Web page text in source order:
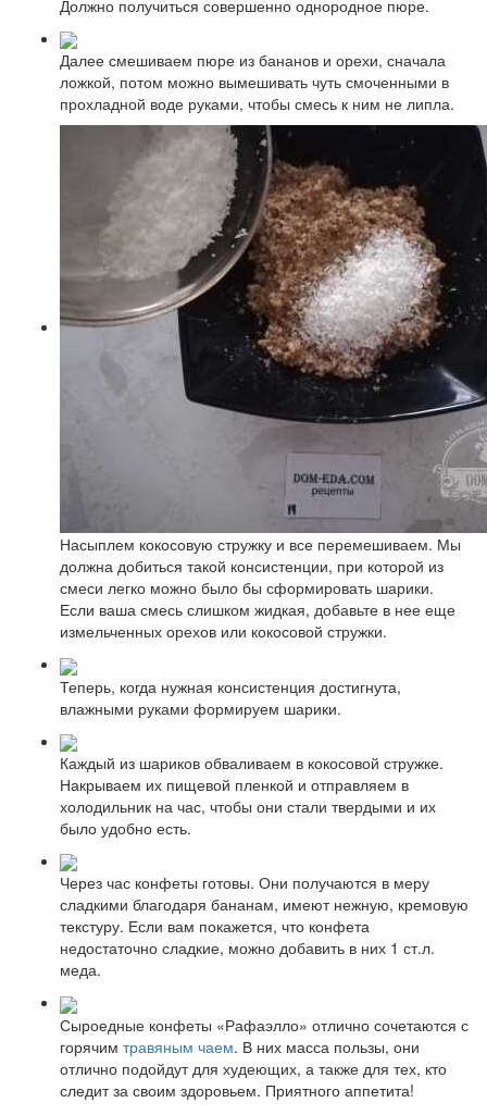
Должно получиться совершенно однородное пюре.
Далее смешиваем пюре из бананов и орехи, сначала
ложкой, потом можно вымешивать чуть смоченными в
прохладной воде руками, чтобы смесь к ним не липла.
Насыплем кокосовую стружку и все перемешиваем. Мы
должна добиться такой консистенции, при которой из
смеси легко можно было бы сформировать шарики.
Если ваша смесь слишком жидкая, добавьте в нее еще
измельченных орехов или кокосовой стружки.
Теперь, когда нужная консистенция достигнута,
влажными руками формируем шарики.
Каждый из шариков обваливаем в кокосовой стружке.
Накрываем их пищевой пленкой и отправляем в
холодильник на час, чтобы они стали твердыми и их
было удобно есть.
Через час конфеты готовы. Они получаются в меру
сладкими благодаря бананам, имеют нежную, кремовую
текстуру. Если вам покажется, что конфета
недостаточно сладкие, можно добавить в них 1 ст.л.
меда.
Сыроедные конфеты «Рафаэлло» отлично сочетаются с
горячим травяным чаем. В них масса пользы, они
отлично подойдут для худеющих, а также для тех, кто
следит за своим здоровьем. Приятного аппетита!